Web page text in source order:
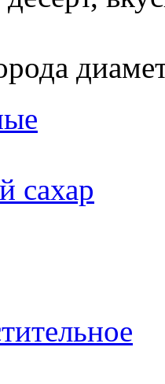
сахар